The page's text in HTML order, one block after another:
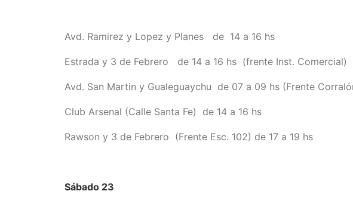
Avd. Ramirez y Lopez y Planes de 14 a 16 hs
Estrada y 3 de Febrero de 14 a 16 hs (frente Inst. Comercial)
Avd. San Martin y Gualeguaychu de 07 a 09 hs (Frente
Club Arsenal (Calle Santa Fe) de 14 a 16 hs
Rawson y 3 de Febrero (Frente Esc. 102) de 17 a 19 hs
Sábado 23